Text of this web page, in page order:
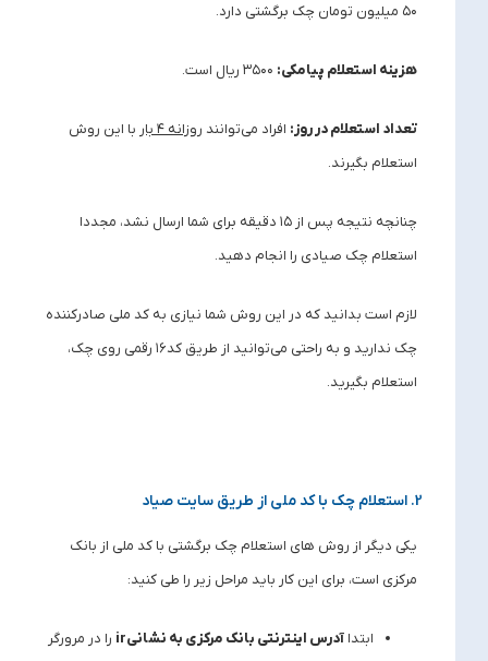
۵۰ میلیون تومان چک برگشتی دارد.
هزینه استعلام پیامکی:
تعداد استعلام در روز: افراد می‌توانند روزانه ۴ بار با این روش
استعلام بگیرند.
چنانچه نتیجه پس از ۱۵ دقیقه برای شما ارسال نشد، مجددا
استعلام چک صیادی را انجام دهید.
لازم است بدانید که در این روش شما نیازی به کد ملی صادرکننده
چک ندارید و به راحتی می‌توانید از طریق کد۱۶ رقمی روی چک،
استعلام بگیرید.
2. استعلام چک با کد ملی از طریق سایت صیاد
یکی دیگر از روش ‌های استعلام چک برگشتی با کد ملی از بانک
مرکزی است، برای این کار باید مراحل زیر را طی کنید:
ابتدا آدرس اینترنتی بانک مرکزی به نشانیir را در مرورگر